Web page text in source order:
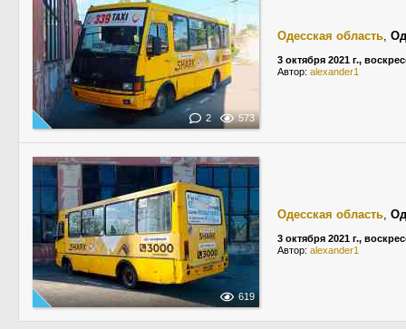
2 573
Одесская область,
3 октября 2021 г.,
Автор: alexander1
619
Одесская область,
3 октября 2021 г.,
Автор: alexander1